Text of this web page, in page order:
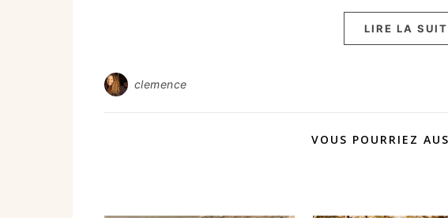
LIRE LA
clemence
VOUS POURRIEZ